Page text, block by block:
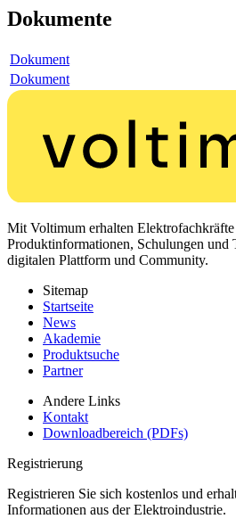
Dokumente
Dokument
Dokument
Mit Voltimum erhalten
Produktinformationen, Schulungen und
digitalen Plattform und Community.
Sitemap
Startseite
News
Akademie
Produktsuche
Partner
Andere Links
Kontakt
Downloadbereich (PDFs)
Registrierung
Registrieren Sie sich kostenlos und
Informationen aus der Elektroindustrie.